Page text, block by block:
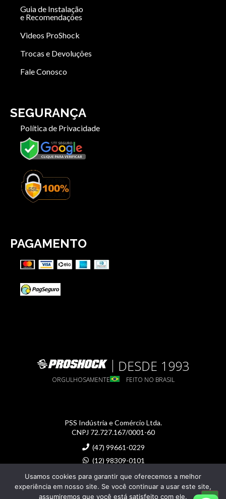
Guia de Instalação
e Recomendações
Videos ProShock
Trocas e Devoluções
Fale Conosco
SEGURANÇA
Política de Privacidade
PAGAMENTO
DESDE 1993
ORGULHOSAMENTE FEITO NO BRASIL
PSS Indústria e Comércio Ltda.
CNPJ 72.727.167/0001-60
(47) 99661-0229
(12) 98309-0101
proshock@proshock.com.br
Usamos cookies para garantir que oferecemos a melhor
experiência em nosso site. Se você continuar a usar este site,
assumiremos que você está satisfeito com ele.